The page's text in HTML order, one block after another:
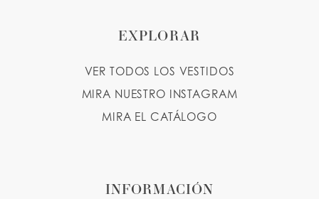
EXPLORAR
VER TODOS LOS VESTIDOS
MIRA NUESTRO INSTAGRAM
MIRA EL CATÁLOGO
INFORMACIÓN